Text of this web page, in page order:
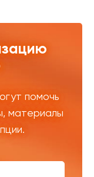
помочь
материалы